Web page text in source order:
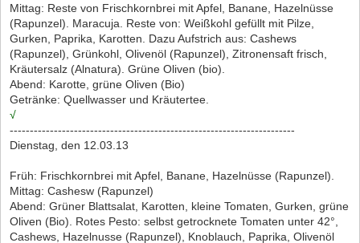
Mittag: Reste von Frischkornbrei mit Apfel, Banane, Hazelnüsse
(Rapunzel). Maracuja. Reste von: Weißkohl gefüllt mit Pilze,
Gurken, Paprika, Karotten. Dazu Aufstrich aus: Cashews
(Rapunzel), Grünkohl, Olivenöl (Rapunzel), Zitronensaft frisch,
Kräutersalz (Alnatura). Grüne Oliven (bio).
Abend: Karotte, grüne Oliven (Bio)
Getränke: Quellwasser und Kräutertee.
√
-----------------------------------------------------------------------
Dienstag, den 12.03.13
Früh: Frischkornbrei mit Apfel, Banane, Hazelnüsse (Rapunzel).
Mittag: Cashesw (Rapunzel)
Abend: Grüner Blattsalat, Karotten, kleine Tomaten, Gurken, grüne
Oliven (Bio). Rotes Pesto: selbst getrocknete Tomaten unter 42°,
Cashews, Hazelnusse (Rapunzel), Knoblauch, Paprika, Olivenöl